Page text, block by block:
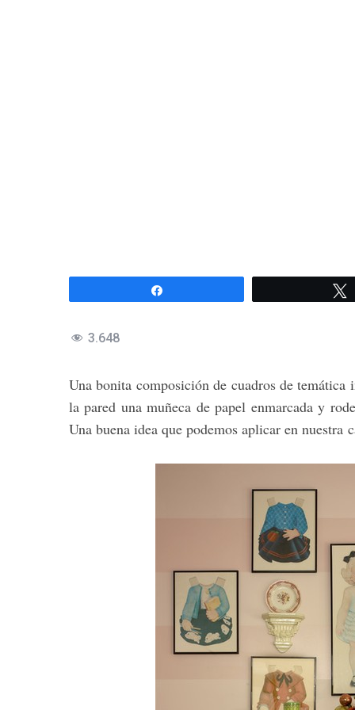
3.648
Una bonita composición de cuadros de
la pared una muñeca de papel enmarcada y
Una buena idea que podemos aplicar en nuestra